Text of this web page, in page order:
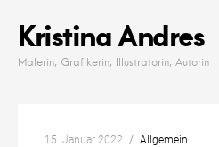
content
Kristina Andres
Malerin, Grafikerin, Illustratorin, Autorin
15. Januar 2022 Allgemein